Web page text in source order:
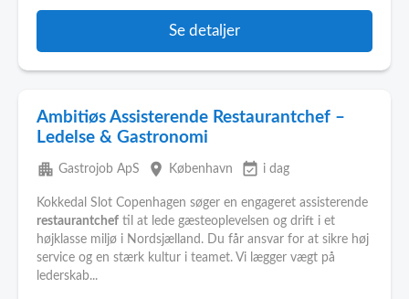
Se detaljer
Ambitiøs Assisterende Restaurantchef –
Ledelse & Gastronomi
apartment Gastrojob ApS place København event_available i dag
Kokkedal Slot Copenhagen søger en engageret assisterende
restaurantchef til at lede gæsteoplevelsen og drift i et
højklasse miljø i Nordsjælland. Du får ansvar for at sikre høj
service og en stærk kultur i teamet. Vi lægger vægt på
lederskab...